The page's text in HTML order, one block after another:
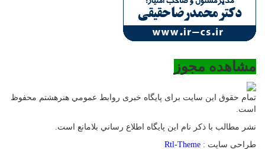
مشاهده مجوز
تمام حقوق این سایت برای پایگاه خبری روابط عمومي هنرهشتم محفوظ
است.
نشر مطالب با ذکر نام اين پايگاه اطلاع رساني بلامانع است.
طراحی سایت : Rtl-Theme